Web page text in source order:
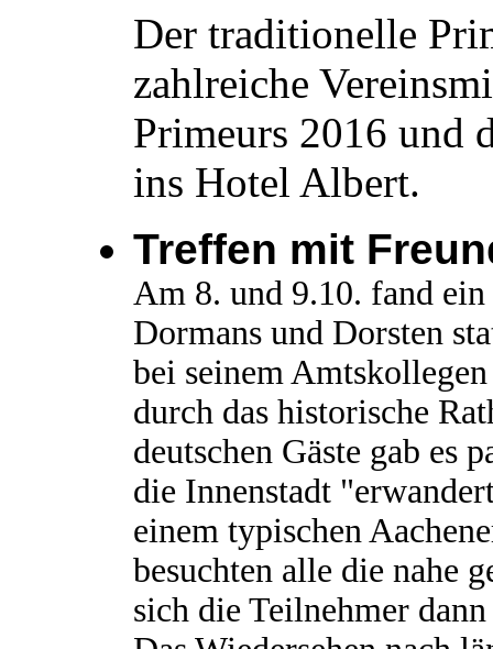
Der traditionelle
zahlreiche
Primeurs 2016 und
ins Hotel Albert.
Treffen mit
Am 8. und 9.10. fand
Dormans und Dorsten
bei seinem
durch das historische
deutschen Gäste gab es
die Innenstadt
einem typischen
besuchten alle die nahe
sich die Teilnehmer